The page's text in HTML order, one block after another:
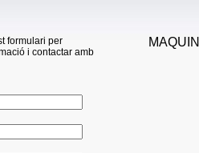
formulari per
i contactar amb